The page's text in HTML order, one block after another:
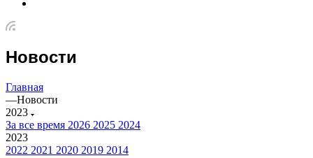
Новости
Главная
—Новости
2023
За все время 2026 2025 2024
2023
2022 2021 2020 2019 2014